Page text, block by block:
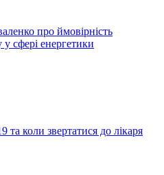
про ймовірність
у сфері енергетики
та коли звертатися до лікаря